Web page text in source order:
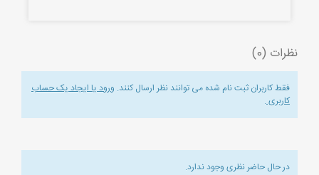
نظرات (0)
فقط کاربران ثبت نام شده می توانند نظر ارسال کنند. ورود یا ایجاد یک حساب
کاربری.
در حال حاضر نظری وجود ندارد.